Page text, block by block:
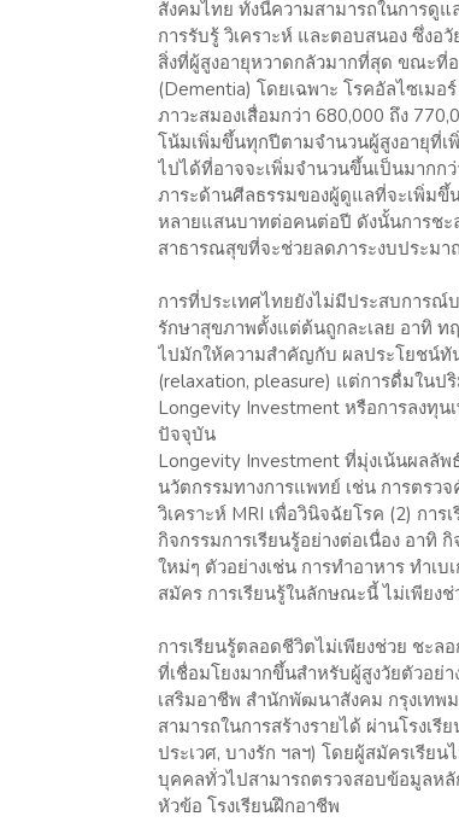
สังคมไทย ทั้งนี้ความสามารถในการดู
การรับรู้ วิเคราะห์ และตอบสนอง ซึ่ง
สิ่งที่ผู้สูงอายุหวาดกลัวมากที่สุด ขณะที่
(Dementia) โดยเฉพาะ โรคอัลไซเม
ภาวะสมองเสื่อมกว่า 680,000 ถึง
โน้มเพิ่มขึ้นทุกปีตามจำนวนผู้สูงอายุที่เ
ไปได้ที่อาจจะเพิ่มจำนวนขึ้นเป็นมากก
ภาระด้านศีลธรรมของผู้ดูแลที่จะเพิ่มขึ้
หลายแสนบาทต่อคนต่อปี ดังนั้นการชะ
สาธารณสุขที่จะช่วยลดภาระงบประมา
การที่ประเทศไทยยังไม่มีประสบการณ์
รักษาสุขภาพตั้งแต่ต้นถูกละเลย อาทิ ท
ไปมักให้ความสำคัญกับ ผลประโยชน์ทั
(relaxation, pleasure) แต่การดื่มใน
Longevity Investment หรือการลงทุ
ปัจจุบัน
Longevity Investment ที่มุ่งเน้นผลลั
นวัตกรรมทางการแพทย์ เช่น การตรว
วิเคราะห์ MRI เพื่อวินิจฉัยโรค (2) กา
กิจกรรมการเรียนรู้อย่างต่อเนื่อง อาทิ
ใหม่ๆ ตัวอย่างเช่น การทำอาหาร ทำเ
สมัคร การเรียนรู้ในลักษณะนี้ ไม่เพียง
การเรียนรู้ตลอดชีวิตไม่เพียงช่วย ชะ
ที่เชื่อมโยงมากขึ้นสำหรับผู้สูงวัยตัวอย่
เสริมอาชีพ สำนักพัฒนาสังคม กรุงเท
สามารถในการสร้างรายได้ ผ่านโรงเ
ประเวศ, บางรัก ฯลฯ) โดยผู้สมัครเรีย
บุคคลทั่วไปสามารถตรวจสอบข้อมูลห
หัวข้อ โรงเรียนฝึกอาชีพ